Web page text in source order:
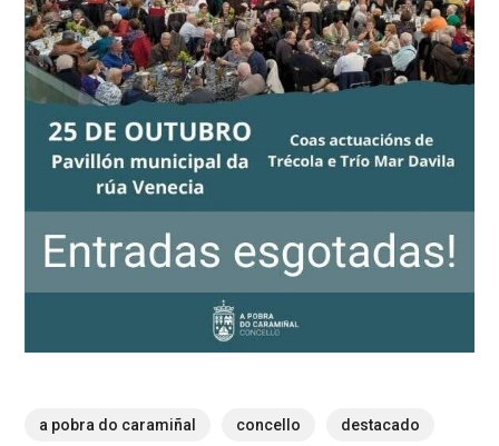
a pobra do caramiñal concello destacado